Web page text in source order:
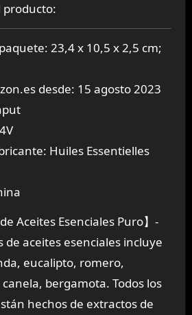
producto:
23,4 x 10,5 x 2,5 cm;
desde: 15 agosto 2023
Huiles Essentielles
Aceites Esenciales Puro】-
de aceites esenciales incluye
eucalipto, romero,
bergamota. Todos los
hechos de extractos de